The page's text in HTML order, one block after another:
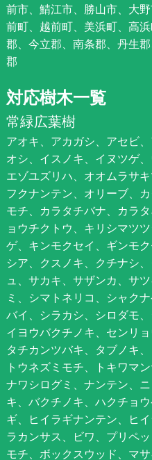
前市、鯖江市、勝山市、大
前町、越前町、美浜町、高
郡、今立郡、南条郡、丹生
郡
対応樹木一覧
常緑広葉樹
アオキ、アカガシ、アセビ
オシ、イスノキ、イヌツゲ
エゾユズリハ、オオムラサ
フクナンテン、オリーブ、
モチ、カラタチバナ、カラ
ョウチクトウ、キリシマツ
ゲ、キンモクセイ、ギンモ
シア、クスノキ、クチナシ
ュ、サカキ、サザンカ、サ
ミ、シマトネリコ、シャク
バイ、シラカシ、シロダモ
イヨウバクチノキ、センリ
タチカンツバキ、タブノキ
トウネズミモチ、トキワマ
ナワシログミ、ナンテン、
キ、バクチノキ、ハクチョ
ギ、ヒイラギナンテン、ヒ
ラカンサス、ビワ、プリペ
モチ、ボックスウッド、マ